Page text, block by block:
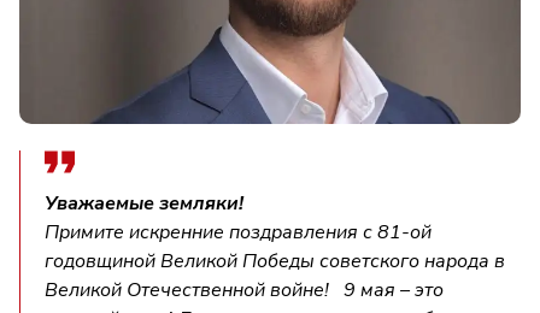
Уважаемые земляки!
Примите искренние поздравления с 81-ой
годовщиной Великой Победы советского народа в
Великой Отечественной войне! 9 мая – это